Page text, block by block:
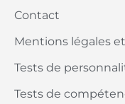
Contact
Mentions légales
Tests de
Tests de